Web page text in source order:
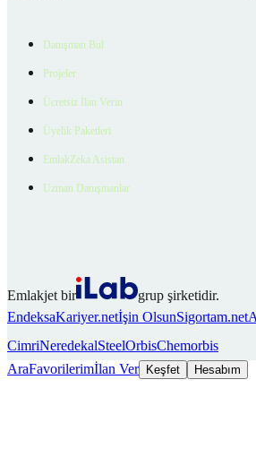
Danışman Bul
Projeler
Ücretsiz İlan Verin
Üyelik Paketleri
EmlakZeka Asistan
Uzman Danışmanlar
Emlakjet bir
grup şirketidir.
EndeksaKariyer.netİşin OlsunSigortam.net
CimriNeredekalSteelOrbisChemorbis
AraFavorilerimİlan Ver Keşfet Hesabım